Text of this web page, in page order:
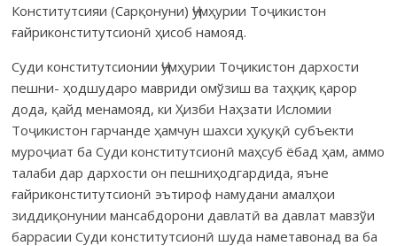
Конститутсияи (Сарқонуни) Ҷумҳурии Тоҷикистон
ғайриконститутсионӣ ҳисоб намояд.
Суди конститутсионии Ҷумҳурии Тоҷикистон дархости
пешни- ҳодшударо мавриди омўзиш ва таҳқиқ қарор
дода, қайд менамояд, ки Ҳизби Наҳзати Исломии
Тоҷикистон гарчанде ҳамчун шахси ҳуқуқӣ субъекти
муроҷиат ба Суди конститутсионӣ маҳсуб ёбад ҳам, аммо
талаби дар дархости он пешниҳодгардида, яъне
ғайриконститутсионӣ эътироф намудани амалҳои
зиддиқонунии мансабдорони давлатӣ ва давлат мавзўи
баррасии Суди конститутсионӣ шуда наметавонад ва ба